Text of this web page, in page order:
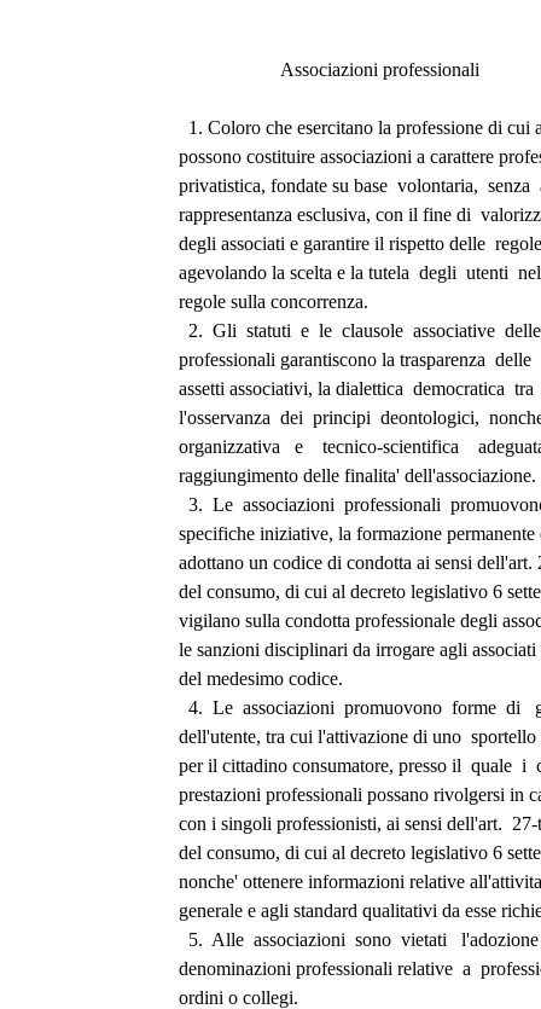
                     Associazioni professionali
1. Coloro che esercitano la professione di cui
possono costituire associazioni a carattere
privatistica, fondate su base  volontaria,
rappresentanza esclusiva, con il fine di
degli associati e garantire il rispetto delle
agevolando la scelta e la tutela  degli  utenti
regole sulla concorrenza.
2.  Gli  statuti  e  le  clausole  associative
professionali garantiscono la trasparenza  delle
assetti associativi, la dialettica  democratica  tra
l'osservanza  dei  principi  deontologici,
organizzativa   e    tecnico-scientifica
raggiungimento delle finalita' dell'associazione.
3.  Le  associazioni  professionali
specifiche iniziative, la formazione
adottano un codice di condotta ai sensi dell'art.
del consumo, di cui al decreto legislativo 6
vigilano sulla condotta professionale degli
le sanzioni disciplinari da irrogare agli
del medesimo codice.
4.  Le  associazioni  promuovono  forme  di
dell'utente, tra cui l'attivazione di uno
per il cittadino consumatore, presso il  quale  i
prestazioni professionali possano rivolgersi in
con i singoli professionisti, ai sensi dell'art.
del consumo, di cui al decreto legislativo 6
nonche' ottenere informazioni relative
generale e agli standard qualitativi da esse
5.  Alle  associazioni  sono  vietati   l'adozione
denominazioni professionali relative  a
ordini o collegi.